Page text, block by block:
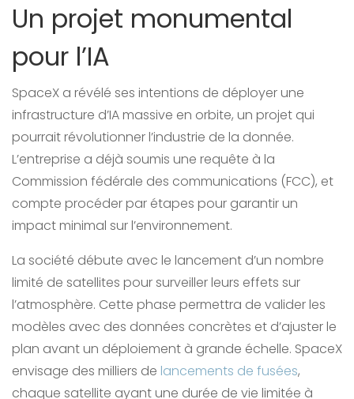
Un projet monumental
pour l’IA
SpaceX a révélé ses intentions de déployer une
infrastructure d’IA massive en orbite, un projet qui
pourrait révolutionner l’industrie de la donnée.
L’entreprise a déjà soumis une requête à la
Commission fédérale des communications (FCC), et
compte procéder par étapes pour garantir un
impact minimal sur l’environnement.
La société débute avec le lancement d’un nombre
limité de satellites pour surveiller leurs effets sur
l’atmosphère. Cette phase permettra de valider les
modèles avec des données concrètes et d’ajuster le
plan avant un déploiement à grande échelle. SpaceX
envisage des milliers de lancements de fusées,
chaque satellite ayant une durée de vie limitée à